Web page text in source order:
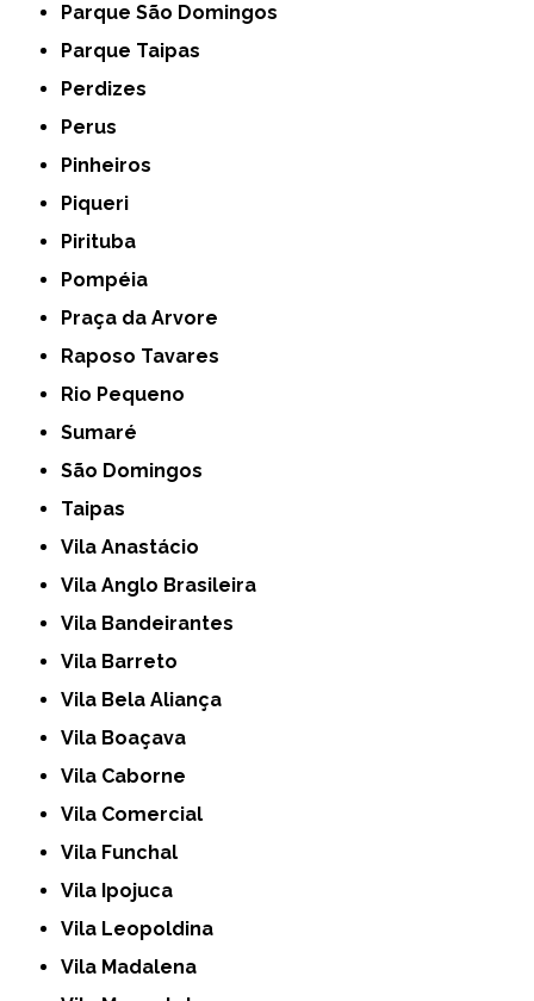
Parque São Domingos
Parque Taipas
Perdizes
Perus
Pinheiros
Piqueri
Pirituba
Pompéia
Praça da Arvore
Raposo Tavares
Rio Pequeno
Sumaré
São Domingos
Taipas
Vila Anastácio
Vila Anglo Brasileira
Vila Bandeirantes
Vila Barreto
Vila Bela Aliança
Vila Boaçava
Vila Caborne
Vila Comercial
Vila Funchal
Vila Ipojuca
Vila Leopoldina
Vila Madalena